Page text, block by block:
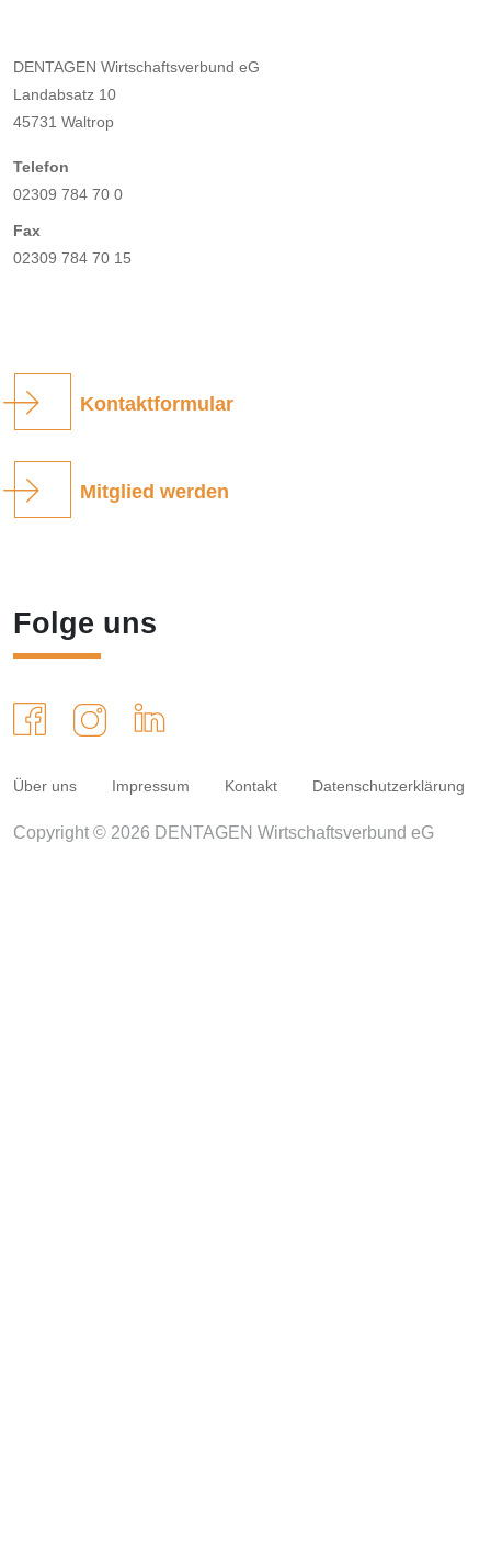
DENTAGEN Wirtschaftsverbund eG
Landabsatz 10
45731 Waltrop
Telefon
02309 784 70 0
Fax
02309 784 70 15
Kontaktformular
Mitglied werden
Folge uns
Über uns Impressum Kontakt Datenschutzerklärung
Copyright © 2026 DENTAGEN Wirtschaftsverbund eG